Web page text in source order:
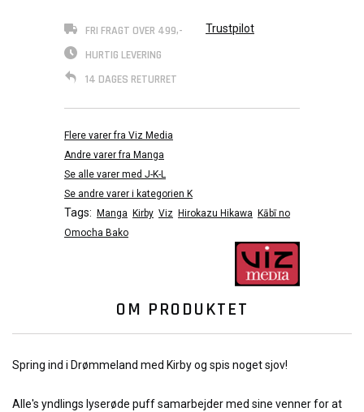
FRI FRAGT OVER 499,-
HURTIG LEVERING
14 DAGES RETURRET
Trustpilot
Flere varer fra Viz Media
Andre varer fra Manga
Se alle varer med J-K-L
Se andre varer i kategorien K
Tags: Manga Kirby Viz Hirokazu Hikawa
Kābī no
Omocha Bako
OM PRODUKTET
Spring ind i Drømmeland med Kirby og spis noget sjov!
Alle's yndlings lyserøde puff samarbejder med sine venner for at